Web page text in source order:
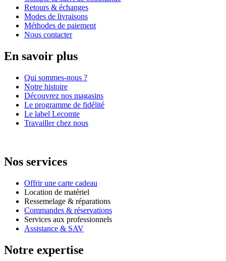
Retours & échanges
Modes de livraisons
Méthodes de paiement
Nous contacter
En savoir plus
Qui sommes-nous ?
Notre histoire
Découvrez nos magasins
Le programme de fidélité
Le label Lecomte
Travailler chez nous
Nos services
Offrir une carte cadeau
Location de matériel
Ressemelage & réparations
Commandes & réservations
Services aux professionnels
Assistance & SAV
Notre expertise